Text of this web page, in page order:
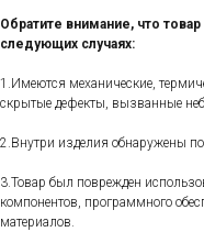
Обратите внимание, что
следующих случаях:
1.Имеются механические,
скрытые дефекты, вызванные
2.Внутри изделия обнаружены
3.Товар был поврежден
компонентов, программного
материалов.